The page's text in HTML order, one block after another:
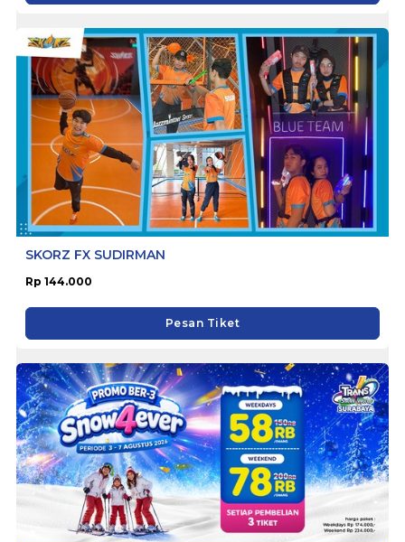
SKORZ FX SUDIRMAN
Rp 144.000
Pesan Tiket